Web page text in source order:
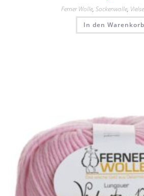
Ferner Wolle, Sockenwolle,
In den Warenkorb